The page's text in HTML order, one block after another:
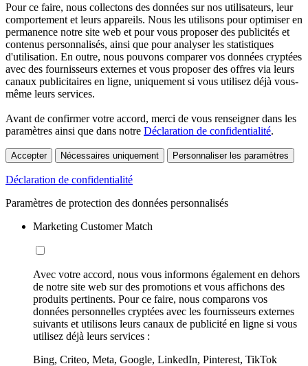
Pour ce faire, nous collectons des données sur nos utilisateurs, leur
comportement et leurs appareils. Nous les utilisons pour optimiser en
permanence notre site web et pour vous proposer des publicités et
contenus personnalisés, ainsi que pour analyser les statistiques
d'utilisation. En outre, nous pouvons comparer vos données cryptées
avec des fournisseurs externes et vous proposer des offres via leurs
canaux publicitaires en ligne, uniquement si vous utilisez déjà vous-
même leurs services.
Avant de confirmer votre accord, merci de vous renseigner dans les
paramètres ainsi que dans notre Déclaration de confidentialité.
Accepter Nécessaires uniquement Personnaliser les paramètres
Déclaration de confidentialité
Paramètres de protection des données personnalisés
Marketing Customer Match
Avec votre accord, nous vous informons également en dehors
de notre site web sur des promotions et vous affichons des
produits pertinents. Pour ce faire, nous comparons vos
données personnelles cryptées avec les fournisseurs externes
suivants et utilisons leurs canaux de publicité en ligne si vous
utilisez déjà leurs services :
Bing, Criteo, Meta, Google, LinkedIn, Pinterest, TikTok